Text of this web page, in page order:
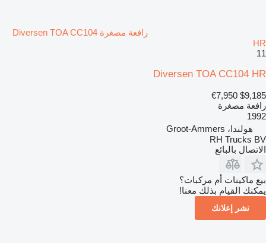
رافعة مصغرة Diversen TOA CC104
HR
11
Diversen TOA CC104 HR
$9,185
€7,950
رافعة مصغرة
1992
هولندا، Groot-Ammers
RH Trucks BV
الاتصال بالبائع
بيع ماكينات أم مركبات؟
يمكنك القيام بذلك معنا!
نشر إعلانك